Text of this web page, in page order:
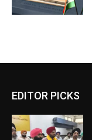
EDITOR PICKS